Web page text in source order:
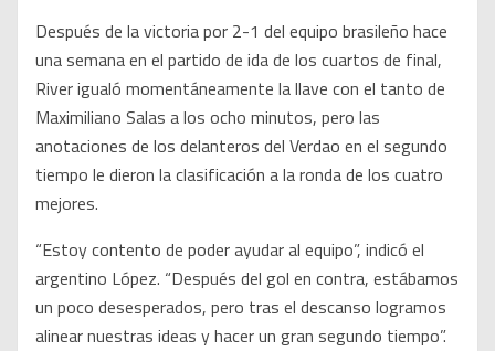
Después de la victoria por 2-1 del equipo brasileño hace
una semana en el partido de ida de los cuartos de final,
River igualó momentáneamente la llave con el tanto de
Maximiliano Salas a los ocho minutos, pero las
anotaciones de los delanteros del Verdao en el segundo
tiempo le dieron la clasificación a la ronda de los cuatro
mejores.
“Estoy contento de poder ayudar al equipo”, indicó el
argentino López. “Después del gol en contra, estábamos
un poco desesperados, pero tras el descanso logramos
alinear nuestras ideas y hacer un gran segundo tiempo”.